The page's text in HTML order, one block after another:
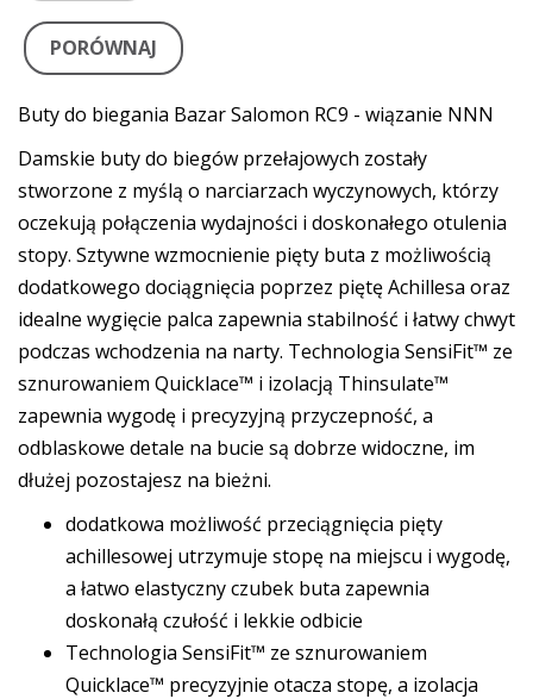
PORÓWNAJ
Buty do biegania Bazar Salomon RC9 - wiązanie NNN
Damskie buty do biegów przełajowych zostały
stworzone z myślą o narciarzach wyczynowych, którzy
oczekują połączenia wydajności i doskonałego otulenia
stopy. Sztywne wzmocnienie pięty buta z możliwością
dodatkowego dociągnięcia poprzez piętę Achillesa oraz
idealne wygięcie palca zapewnia stabilność i łatwy chwyt
podczas wchodzenia na narty. Technologia SensiFit™ ze
sznurowaniem Quicklace™ i izolacją Thinsulate™
zapewnia wygodę i precyzyjną przyczepność, a
odblaskowe detale na bucie są dobrze widoczne, im
dłużej pozostajesz na bieżni.
dodatkowa możliwość przeciągnięcia pięty
achillesowej utrzymuje stopę na miejscu i wygodę,
a łatwo elastyczny czubek buta zapewnia
doskonałą czułość i lekkie odbicie
Technologia SensiFit™ ze sznurowaniem
Quicklace™ precyzyjnie otacza stopę, a izolacja